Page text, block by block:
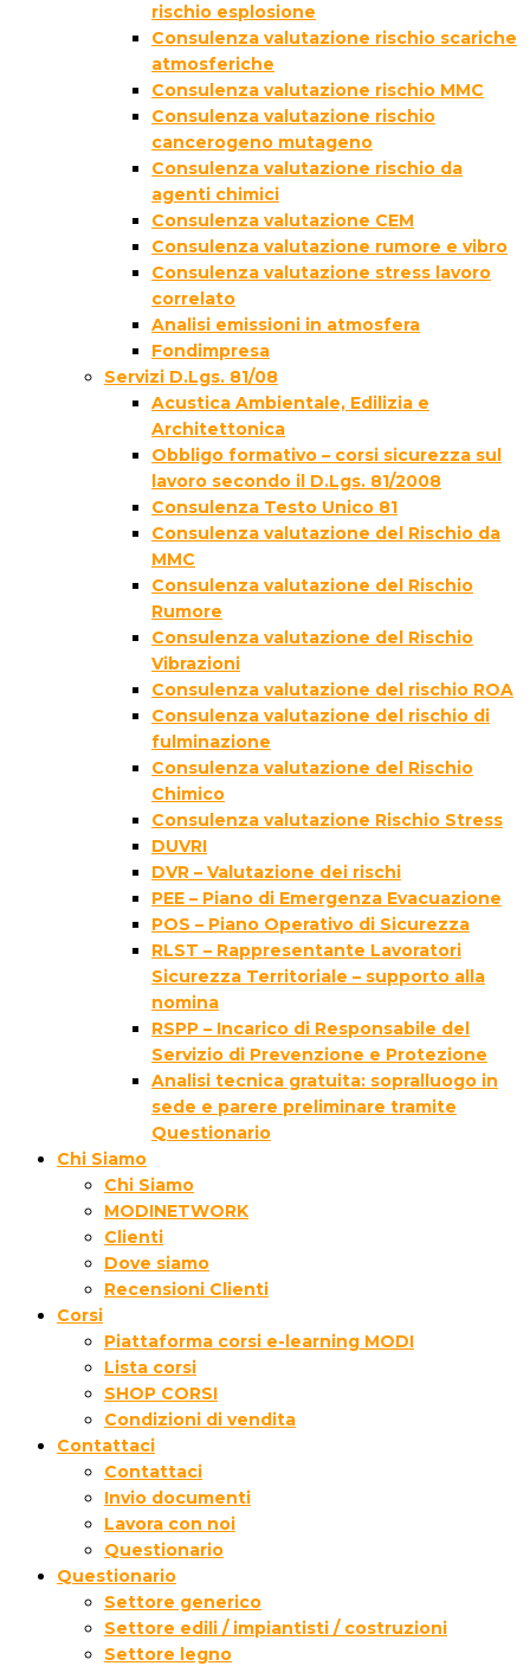
rischio esplosione
Consulenza valutazione rischio scariche
atmosferiche
Consulenza valutazione rischio MMC
Consulenza valutazione rischio
cancerogeno mutageno
Consulenza valutazione rischio da
agenti chimici
Consulenza valutazione CEM
Consulenza valutazione rumore e vibro
Consulenza valutazione stress lavoro
correlato
Analisi emissioni in atmosfera
Fondimpresa
Servizi D.Lgs. 81/08
Acustica Ambientale, Edilizia e
Architettonica
Obbligo formativo – corsi sicurezza sul
lavoro secondo il D.Lgs. 81/2008
Consulenza Testo Unico 81
Consulenza valutazione del Rischio da
MMC
Consulenza valutazione del Rischio
Rumore
Consulenza valutazione del Rischio
Vibrazioni
Consulenza valutazione del rischio ROA
Consulenza valutazione del rischio di
fulminazione
Consulenza valutazione del Rischio
Chimico
Consulenza valutazione Rischio Stress
DUVRI
DVR – Valutazione dei rischi
PEE – Piano di Emergenza Evacuazione
POS – Piano Operativo di Sicurezza
RLST – Rappresentante Lavoratori
Sicurezza Territoriale – supporto alla
nomina
RSPP – Incarico di Responsabile del
Servizio di Prevenzione e Protezione
Analisi tecnica gratuita: sopralluogo in
sede e parere preliminare tramite
Questionario
Chi Siamo
Chi Siamo
MODINETWORK
Clienti
Dove siamo
Recensioni Clienti
Corsi
Piattaforma corsi e-learning MODI
Lista corsi
SHOP CORSI
Condizioni di vendita
Contattaci
Contattaci
Invio documenti
Lavora con noi
Questionario
Questionario
Settore generico
Settore edili / impiantisti / costruzioni
Settore legno